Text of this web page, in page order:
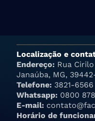
Localização e
Endereço: Rua
Janaúba, MG,
Telefone: 3821-6566
Whatsapp: 0800
E-mail:
Horário de